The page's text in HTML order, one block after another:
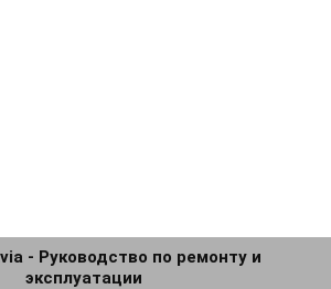
- Руководство по ремонту и
эксплуатации